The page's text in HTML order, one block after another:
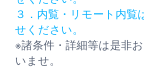
３．内覧・リモート内覧
せください。
※諸条件・詳細等は是非
いませ。